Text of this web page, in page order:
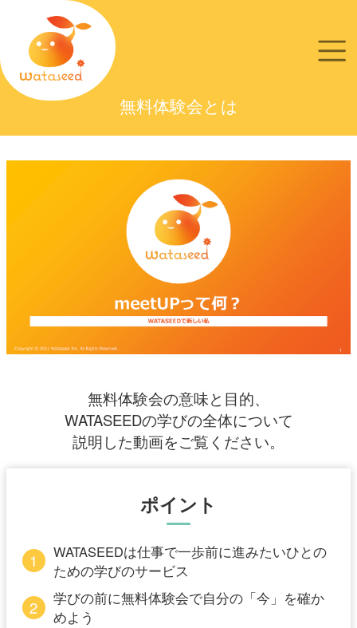
無料体験会とは
無料体験会の意味と目的、
WATASEEDの学びの全体について
説明した動画をご覧ください。
ポイント
1
WATASEEDは仕事で一歩前に進みたいひとの
ための学びのサービス
2
学びの前に無料体験会で自分の「今」を確か
めよう